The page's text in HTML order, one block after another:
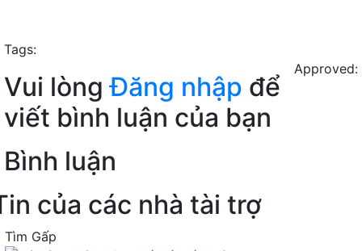
Tags:
Approved:
Vui lòngĐăng nhập để
viết bình luận của bạn
Bình luận
của các nhà tài trợ
Tìm Gấp